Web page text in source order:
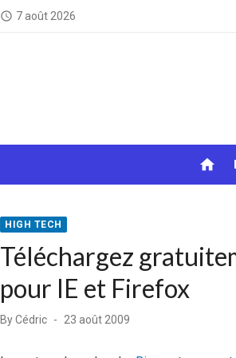
access_time 7 août 2026
home
HIGH TECH
Téléchargez
pour IE et Firefox
ByCédric
Posted
23 août 2009